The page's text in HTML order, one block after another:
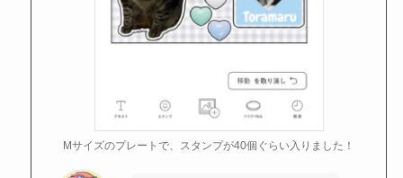
Mサイズのプレートで、スタンプが40個ぐらい入りました！